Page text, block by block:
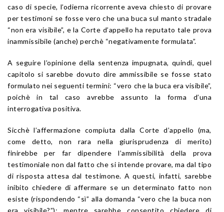
caso di specie, l’odierna ricorrente aveva chiesto di provare
per testimoni se fosse vero che una buca sul manto stradale
“non era visibile”, e la Corte d’appello ha reputato tale prova
inammissibile (anche) perchè “negativamente formulata”.
A seguire l’opinione della sentenza impugnata, quindi, quel
capitolo si sarebbe dovuto dire ammissibile se fosse stato
formulato nei seguenti termini: “vero che la buca era visibile”,
poichè in tal caso avrebbe assunto la forma d’una
interrogativa positiva.
Sicchè l’affermazione compiuta dalla Corte d’appello (ma,
come detto, non rara nella giurisprudenza di merito)
finirebbe per far dipendere l’ammissibilità della prova
testimoniale non dal fatto che si intende provare, ma dal tipo
di risposta attesa dal testimone. A questi, infatti, sarebbe
inibito chiedere di affermare se un determinato fatto non
esiste (rispondendo “sì” alla domanda “vero che la buca non
era visibile?”); mentre sarebbe consentito chiedere di